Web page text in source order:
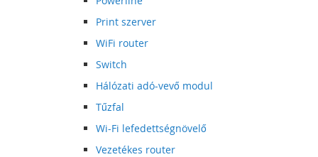
Print szerver
WiFi router
Switch
Hálózati adó-vevő modul
Tűzfal
Wi-Fi lefedettségnövelő
Vezetékes router